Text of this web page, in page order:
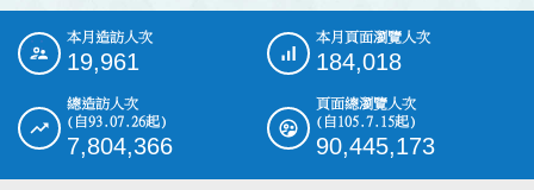
::: 本月造訪人次
19,961
本月頁面瀏覽人次
184,018
總造訪人次
(自93.07.26起)
7,804,366
頁面總瀏覽人次
(自105.7.15起)
90,445,173